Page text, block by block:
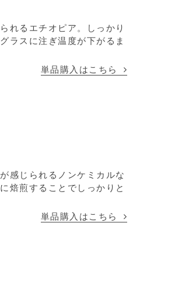
れるエチオピア。しっかり
ラスに注ぎ温度が下がるま
単品購入はこちら
感じられるノンケミカルな
焙煎することでしっかりと
単品購入はこちら